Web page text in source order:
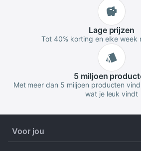
Lageprijzen
Tot 40% korting en elke week
5 miljoen
Met meer dan 5 miljoen producten
wat je leuk vindt
Voor jou